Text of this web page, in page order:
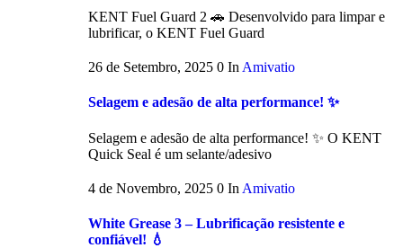
KENT Fuel Guard 2 🚗 Desenvolvido para limpar e
lubrificar, o KENT Fuel Guard
26 de Setembro, 2025 0 In Amivatio
Selagem e adesão de alta performance! ✨
Selagem e adesão de alta performance! ✨ O KENT
Quick Seal é um selante/adesivo
4 de Novembro, 2025 0 In Amivatio
White Grease 3 – Lubrificação resistente e
confiável! 💧